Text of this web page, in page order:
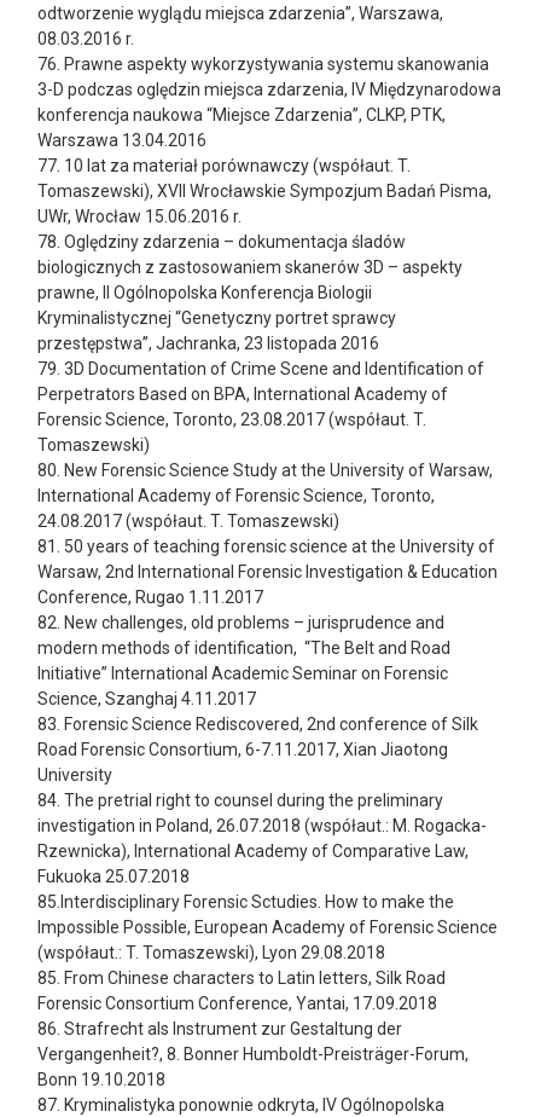
odtworzenie wyglądu miejsca zdarzenia”, Warszawa,
08.03.2016 r.
76. Prawne aspekty wykorzystywania systemu skanowania
3-D podczas oględzin miejsca zdarzenia, IV Międzynarodowa
konferencja naukowa “Miejsce Zdarzenia”, CLKP, PTK,
Warszawa 13.04.2016
77. 10 lat za materiał porównawczy (współaut. T.
Tomaszewski), XVII Wrocławskie Sympozjum Badań Pisma,
UWr, Wrocław 15.06.2016 r.
78. Oględziny zdarzenia – dokumentacja śladów
biologicznych z zastosowaniem skanerów 3D – aspekty
prawne, II Ogólnopolska Konferencja Biologii
Kryminalistycznej “Genetyczny portret sprawcy
przestępstwa”, Jachranka, 23 listopada 2016
79. 3D Documentation of Crime Scene and Identification of
Perpetrators Based on BPA, International Academy of
Forensic Science, Toronto, 23.08.2017 (współaut. T.
Tomaszewski)
80. New Forensic Science Study at the University of Warsaw,
International Academy of Forensic Science, Toronto,
24.08.2017 (współaut. T. Tomaszewski)
81. 50 years of teaching forensic science at the University of
Warsaw, 2nd International Forensic Investigation & Education
Conference, Rugao 1.11.2017
82. New challenges, old problems – jurisprudence and
modern methods of identification, “The Belt and Road
Initiative” International Academic Seminar on Forensic
Science, Szanghaj 4.11.2017
83. Forensic Science Rediscovered, 2nd conference of Silk
Road Forensic Consortium, 6-7.11.2017, Xian Jiaotong
University
84. The pretrial right to counsel during the preliminary
investigation in Poland, 26.07.2018 (współaut.: M. Rogacka-
Rzewnicka), International Academy of Comparative Law,
Fukuoka 25.07.2018
85.Interdisciplinary Forensic Sctudies. How to make the
Impossible Possible, European Academy of Forensic Science
(współaut.: T. Tomaszewski), Lyon 29.08.2018
85. From Chinese characters to Latin letters, Silk Road
Forensic Consortium Conference, Yantai, 17.09.2018
86. Strafrecht als Instrument zur Gestaltung der
Vergangenheit?, 8. Bonner Humboldt-Preisträger-Forum,
Bonn 19.10.2018
87. Kryminalistyka ponownie odkryta, IV Ogólnopolska